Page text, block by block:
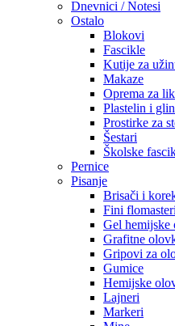
Dnevnici / Notesi
Ostalo
Blokovi
Fascikle
Kutije za
Makaze
Oprema za
Plastelin i
Prostirke za
Šestari
Školske
Pernice
Pisanje
Brisači i
Fini flomasteri
Gel hemijske
Grafitne
Gripovi za
Gumice
Hemijske
Lajneri
Markeri